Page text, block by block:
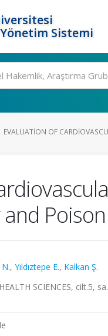
Sistemi
EVALUATION OF
, Yıldıztepe E., Kalkan Ş.
SCIENCES, cilt.5,